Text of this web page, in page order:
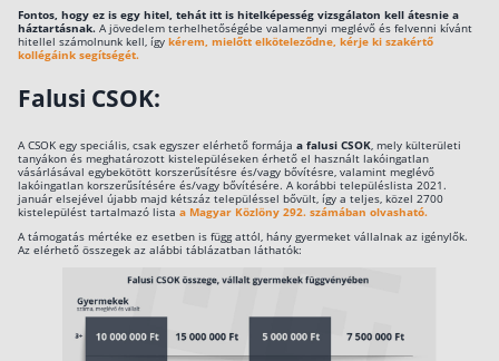
Fontos, hogy ez is egy hitel, tehát itt is hitelképesség vizsgálaton kell átesnie a
háztartásnak. A jövedelem terhelhetőségébe valamennyi meglévő és felvenni kívánt
hitellel számolnunk kell, így kérem, mielőtt elköteleződne, kérje ki szakértő
kollégáink segítségét.
Falusi CSOK:
A CSOK egy speciális, csak egyszer elérhető formája a falusi CSOK, mely külterületi
tanyákon és meghatározott kistelepüléseken érhető el használt lakóingatlan
vásárlásával egybekötött korszerűsítésre és/vagy bővítésre, valamint meglévő
lakóingatlan korszerűsítésére és/vagy bővítésére. A korábbi településlista 2021.
január elsejével újabb majd kétszáz településsel bővült, így a teljes, közel 2700
kistelepülést tartalmazó lista a Magyar Közlöny 292. számában olvasható.
A támogatás mértéke ez esetben is függ attól, hány gyermeket vállalnak az igénylők.
Az elérhető összegek az alábbi táblázatban láthatók: